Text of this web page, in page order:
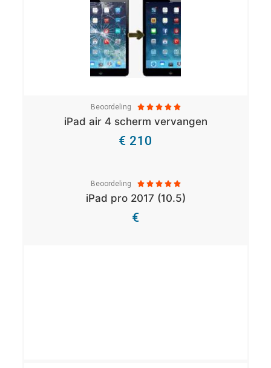
Beoordeling     
iPad air 4 scherm vervangen
€ 210
Bekijk Details
Beoordeling     
iPad pro 2017 (10.5)
€
Bekijk Details